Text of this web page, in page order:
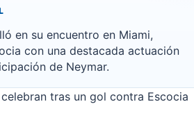
en su encuentro en Miami,
con una destacada actuación
de Neymar.